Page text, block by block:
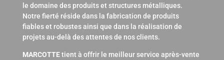
le domaine des produits et structures métalliques.
Notre fierté réside dans la fabrication de produits
fiables et robustes ainsi que dans la réalisation de
projets au-delà des attentes de nos clients.
MARCOTTEtient à offrir le meilleur service après-vente